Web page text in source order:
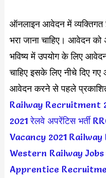
ऑनलाइन आवेदन में व्यक्तिगत
भरा जाना चाहिए। आवेदन
भविष्य में उपयोग के लिए
चाहिए इसके लिए नीचे दिए
आवेदन करने से पहले
Railway Recruitment
2021 रेलवे अपरेंटिस भर्ती
Vacancy 2021
Western Railway Jobs
Apprentice